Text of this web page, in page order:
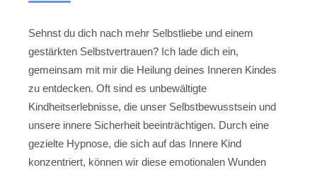
Sehnst du dich nach mehr Selbstliebe und einem
gestärkten Selbstvertrauen? Ich lade dich ein,
gemeinsam mit mir die Heilung deines Inneren Kindes
zu entdecken. Oft sind es unbewältigte
Kindheitserlebnisse, die unser Selbstbewusstsein und
unsere innere Sicherheit beeinträchtigen. Durch eine
gezielte Hypnose, die sich auf das Innere Kind
konzentriert, können wir diese emotionalen Wunden